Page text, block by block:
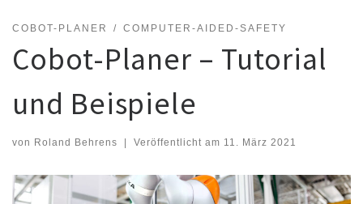
COBOT-PLANER COMPUTER-AIDED-SAFETY
Cobot-Planer – Tutorial
und Beispiele
von Roland Behrens | Veröffentlicht am 11. März 2021